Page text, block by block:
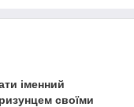
іменний
своїми